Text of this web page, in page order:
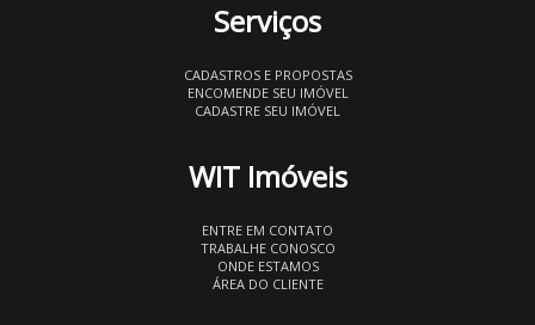
Serviços
CADASTROS E PROPOSTAS
ENCOMENDE SEU IMÓVEL
CADASTRE SEU IMÓVEL
WIT Imóveis
ENTRE EM CONTATO
TRABALHE CONOSCO
ONDE ESTAMOS
ÁREA DO CLIENTE